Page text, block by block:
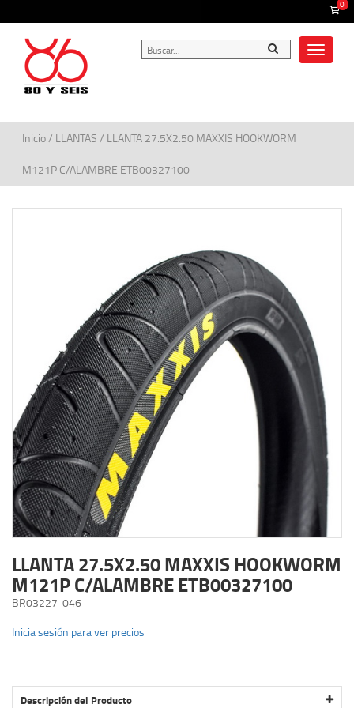
0
Toggle
Inicio/ LLANTAS / LLANTA 27.5X2.50 MAXXIS HOOKWORM
M121P C/ALAMBRE ETB00327100
LLANTA 27.5X2.50 MAXXIS HOOKWORM
M121P C/ALAMBRE ETB00327100
BR03227-046
Inicia sesión para ver precios
Descripción del Producto